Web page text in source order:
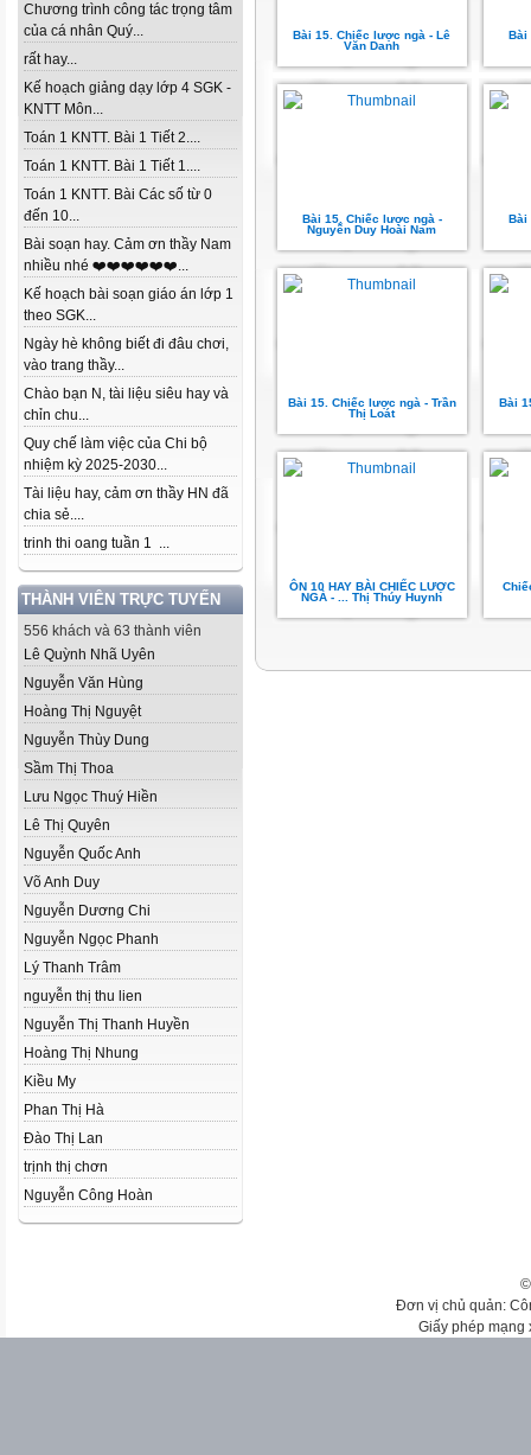
Chương trình công tác trọng tâm
của cá nhân Quý...
rất hay...
Kế hoạch giảng dạy lớp 4 SGK -
KNTT Môn...
Toán 1 KNTT. Bài 1 Tiết 2....
Toán 1 KNTT. Bài 1 Tiết 1....
Toán 1 KNTT. Bài Các số từ 0
đến 10...
Bài soạn hay. Cảm ơn thầy Nam
nhiều nhé ❤️❤️❤️❤️❤️❤️...
Kế hoạch bài soạn giáo án lớp 1
theo SGK...
Ngày hè không biết đi đâu chơi,
vào trang thầy...
Chào bạn N, tài liệu siêu hay và
chỉn chu...
Quy chế làm việc của Chi bộ
nhiệm kỳ 2025-2030...
Tài liệu hay, cảm ơn thầy HN đã
chia sẻ....
trinh thi oang tuần 1 ...
THÀNH VIÊN TRỰC TUYẾN
556 khách và 63 thành viên
Lê Quỳnh Nhã Uyên
Nguyễn Văn Hùng
Hoàng Thị Nguyệt
Nguyễn Thùy Dung
Sầm Thị Thoa
Lưu Ngọc Thuý Hiền
Lê Thị Quyên
Nguyễn Quốc Anh
Võ Anh Duy
Nguyễn Dương Chi
Nguyễn Ngọc Phanh
Lý Thanh Trâm
nguyễn thị thu lien
Nguyễn Thị Thanh Huyền
Hoàng Thị Nhung
Kiều My
Phan Thị Hà
Đào Thị Lan
trịnh thị chơn
Nguyễn Công Hoàn
Bài 15. Chiếc lược ngà - Lê
Văn Danh
Bài
Bài 15. Chiếc lược ngà -
Nguyễn Duy Hoài Nam
Bài
Bài 15. Chiếc lược ngà - Trần
Thị Loát
Bài
ÔN 10 HAY BÀI CHIẾC LƯỢC
NGÀ - ... Thị Thúy Huynh
Đơn vị chủ quản:
Giấy phép mạng